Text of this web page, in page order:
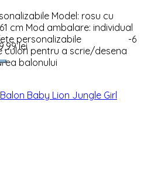
Model: rosu cu
cm Mod ambalare: individual
2 fete personalizabile -6
culori pentru a scrie/desena
balonului
lei